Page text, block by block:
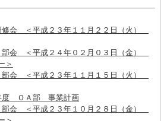
修会 ＜平成２３年１１月２２日（火）
部会 ＜平成２４年０２月０３日（金）
＞
部会 ＜平成２３年１１月１５日（火）
度 ＯＡ部 事業計画
部会 ＜平成２３年１０月２８日（金）